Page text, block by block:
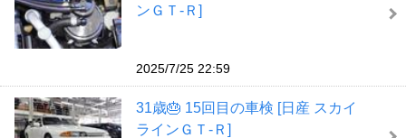
ンＧＴ‐Ｒ]
2025/7/25 22:59
31歳🎂 15回目の車検 [日産 スカイ
ラインＧＴ‐Ｒ]